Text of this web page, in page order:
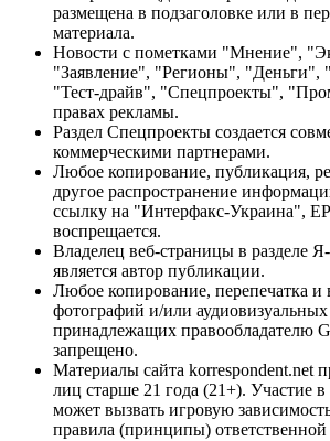
размещена в подзаголовке или в
материала.
Новости с пометками "Мнение",
"Заявление", "Регионы",
"Тест-драйв", "Спецпроекты",
правах рекламы.
Раздел Спецпроекты создается
коммерческими партнерами.
Любое копирование, публикация,
другое распространение
ссылку на "Интерфакс-Украина",
воспрещается.
Владелец веб-страницы в разделе
является автор публикации.
Любое копирование, перепечатка и
фотографий и/или аудиовизуальных
принадлежащих правообладателю
запрещено.
Материалы сайта korrespondent.net
лиц старше 21 года (21+). Участие в
может вызвать игровую
правила (принципы)